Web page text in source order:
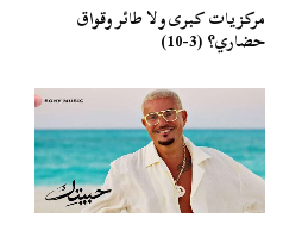
مركزيات كبرى ولا طائر وقواق
حضاري؟ (3-10)